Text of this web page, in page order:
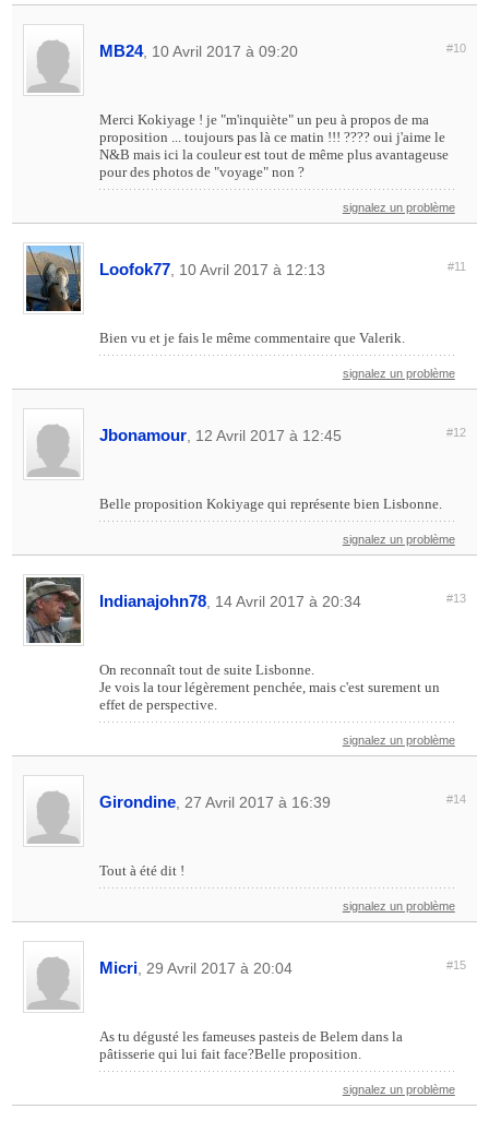
MB24, 10 Avril 2017 à 09:20 #10
Merci Kokiyage ! je "m'inquiète" un peu à propos de ma
proposition ... toujours pas là ce matin !!! ???? oui j'aime le
N&B mais ici la couleur est tout de même plus avantageuse
pour des photos de "voyage" non ?
signalez un problème
Loofok77 , 10 Avril 2017 à 12:13 #11
Bien vu et je fais le même commentaire que Valerik.
signalez un problème
Jbonamour , 12 Avril 2017 à 12:45 #12
Belle proposition Kokiyage qui représente bien Lisbonne.
signalez un problème
Indianajohn78 , 14 Avril 2017 à 20:34 #13
On reconnaît tout de suite Lisbonne.
Je vois la tour légèrement penchée, mais c'est surement un
effet de perspective.
signalez un problème
Girondine , 27 Avril 2017 à 16:39 #14
Tout à été dit !
signalez un problème
Micri , 29 Avril 2017 à 20:04 #15
As tu dégusté les fameuses pasteis de Belem dans la
pâtisserie qui lui fait face?Belle proposition.
signalez un problème